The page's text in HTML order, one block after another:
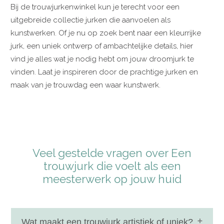
Bij de trouwjurkenwinkel kun je terecht voor een
uitgebreide collectie jurken die aanvoelen als
kunstwerken. Of je nu op zoek bent naar een kleurrijke
jurk, een uniek ontwerp of ambachtelijke details, hier
vind je alles wat je nodig hebt om jouw droomjurk te
vinden. Laat je inspireren door de prachtige jurken en
maak van je trouwdag een waar kunstwerk.
Veel gestelde vragen over Een
trouwjurk die voelt als een
meesterwerk op jouw huid